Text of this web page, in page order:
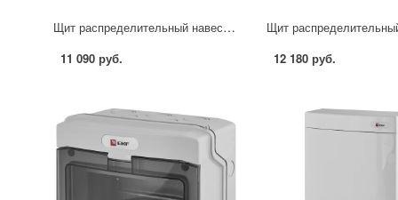
Щит распределительный навесной EKF Unix 54 модуля IP40 пластик цвет белый
11 090 руб. 12 180 руб.